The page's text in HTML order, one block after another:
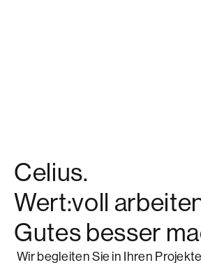
Celius.
Wert:voll
Gutes besser
Wir begleiten Sie in Ihren